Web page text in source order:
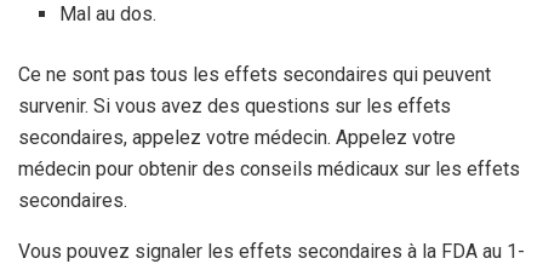
Mal au dos.
Ce ne sont pas tous les effets secondaires qui peuvent
survenir. Si vous avez des questions sur les effets
secondaires, appelez votre médecin. Appelez votre
médecin pour obtenir des conseils médicaux sur les effets
secondaires.
Vous pouvez signaler les effets secondaires à la FDA au 1-